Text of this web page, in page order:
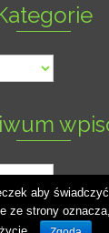
Makuszyńskiego w
aby
ze strony